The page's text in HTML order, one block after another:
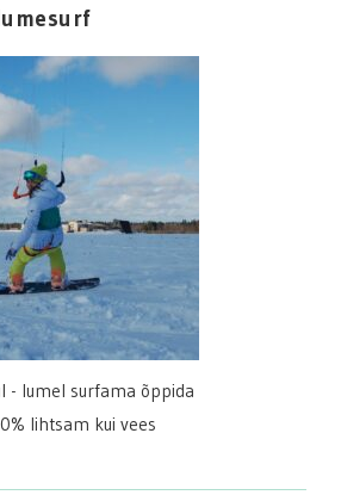
- lumel surfama õppida
lihtsam kui vees